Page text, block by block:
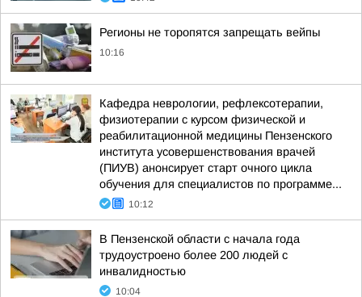
Регионы не торопятся запрещать вейпы
10:16
Кафедра неврологии, рефлексотерапии,
физиотерапии с курсом физической и
реабилитационной медицины Пензенского
института усовершенствования врачей
(ПИУВ) анонсирует старт очного цикла
обучения для специалистов по программе...
10:12
В Пензенской области с начала года
трудоустроено более 200 людей с
инвалидностью
10:04